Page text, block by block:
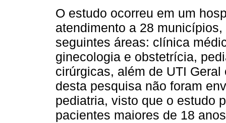
O estudo ocorreu em um
atendimento a 28
seguintes áreas: clínica
ginecologia e obstetrícia,
cirúrgicas, além de UTI
desta pesquisa não foram
pediatria, visto que o estudo
pacientes maiores de 18